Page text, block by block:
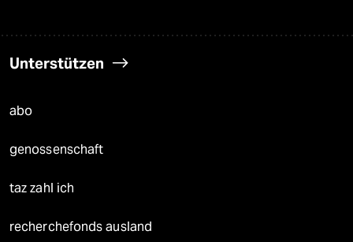
Unterstützen
abo
genossenschaft
taz zahl ich
recherchefonds ausland